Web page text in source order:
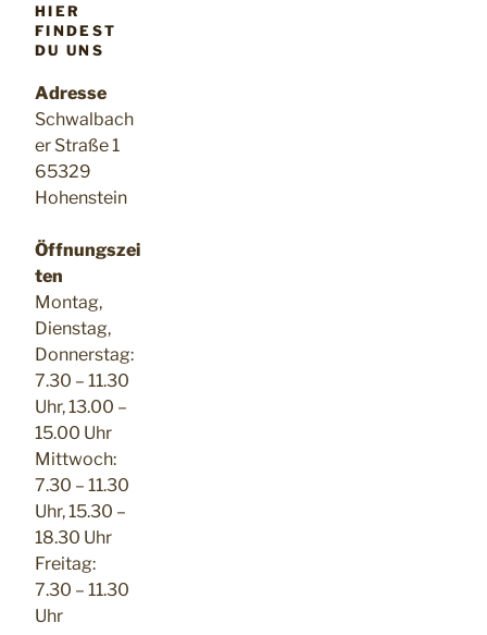
HIER
FINDEST
DU UNS
Adresse
Schwalbach
er Straße 1
65329
Hohenstein
Öffnungszei
ten
Montag,
Dienstag,
Donnerstag:
7.30 – 11.30
Uhr, 13.00 –
15.00 Uhr
Mittwoch:
7.30 – 11.30
Uhr, 15.30 –
18.30 Uhr
Freitag:
7.30 – 11.30
Uhr